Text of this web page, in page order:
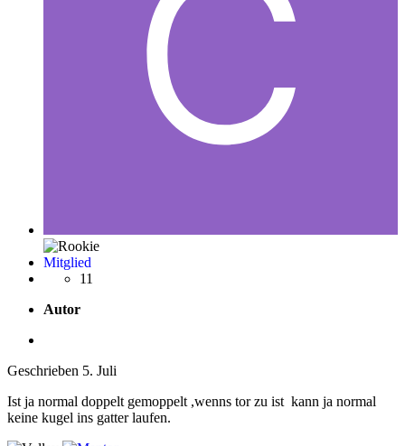
Mitglied
11
Autor
Geschrieben 5. Juli
Ist ja normal doppelt gemoppelt ,wenns tor zu ist kann ja normal
keine kugel ins gatter laufen.